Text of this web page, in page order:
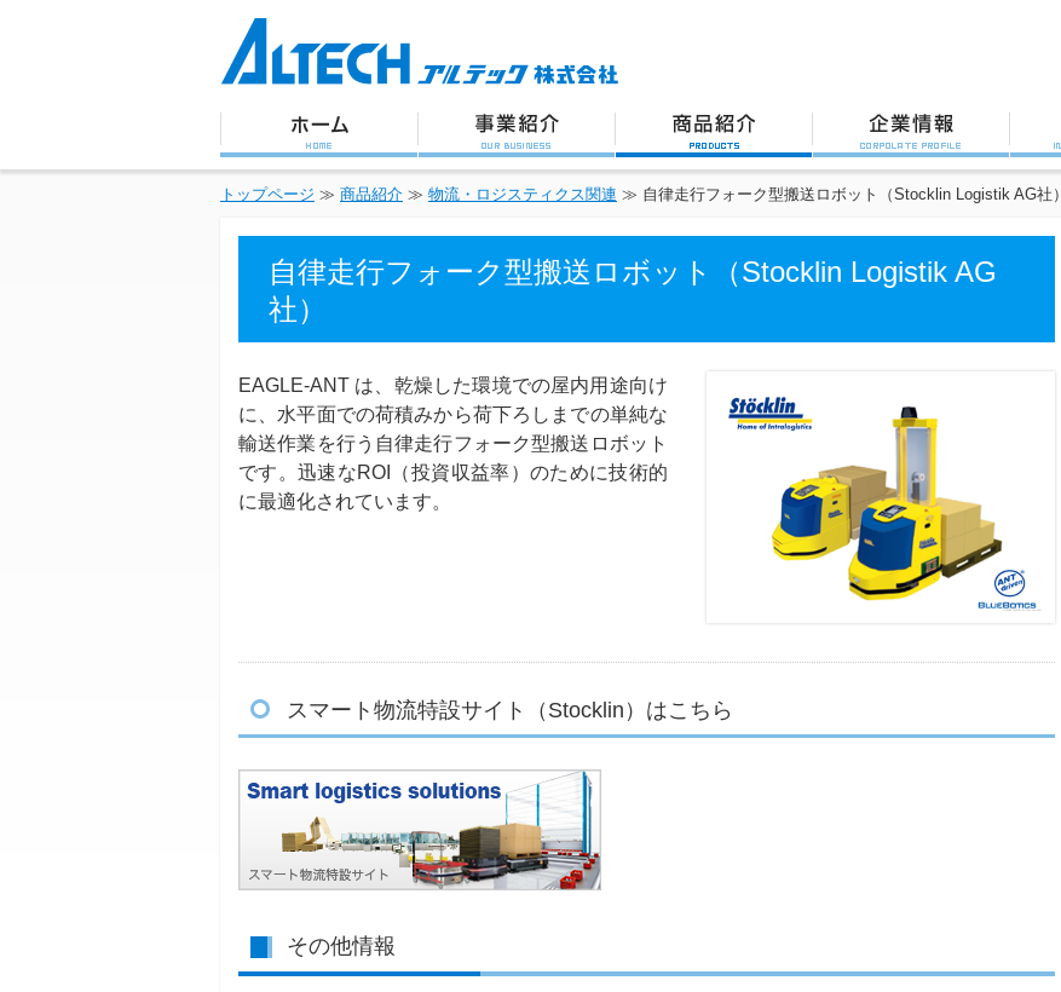
トップページ ≫ 商品紹介 ≫ 物流・ロジスティクス関連 ≫ 自律走行フォーク型搬送ロボット（Stocklin Logistik AG社）
自律走行フォーク型搬送ロボット（Stocklin Logistik AG
社）
EAGLE-ANT は、乾燥した環境での屋内用途向け
に、水平面での荷積みから荷下ろしまでの単純な
輸送作業を行う自律走行フォーク型搬送ロボット
です。迅速なROI（投資収益率）のために技術的
に最適化されています。
スマート物流特設サイト（Stocklin）はこちら
その他情報